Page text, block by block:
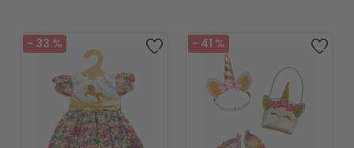
Aktion
Zur Wunschliste hinzufügen
- 33 % Zur
- 41 %